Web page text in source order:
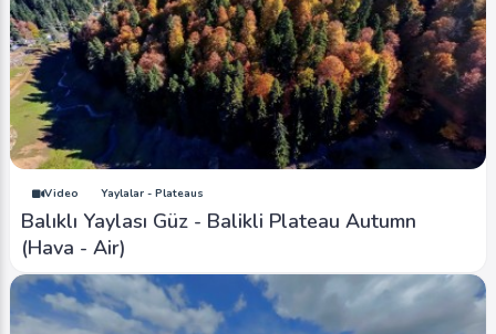
Video Yaylalar - Plateaus
Balıklı Yaylası Güz - Balikli Plateau Autumn
(Hava - Air)